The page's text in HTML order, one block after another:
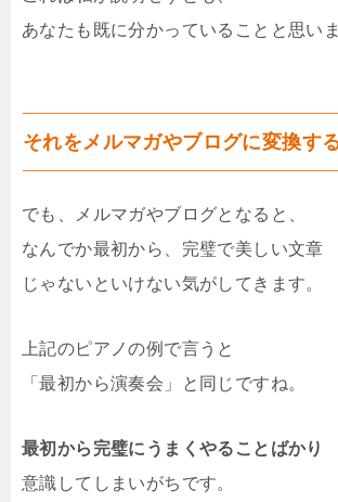
あなたも既に分かっていることと思いま
それをメルマガやブログに変換す
でも、メルマガやブログとなると、
なんでか最初から、完璧で美しい文章
じゃないといけない気がしてきます。
上記のピアノの例で言うと
「最初から演奏会」と同じですね。
最初から完璧にうまくやることばかり
意識してしまいがちです。